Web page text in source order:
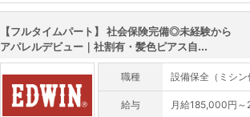
【フルタイムパート】 社会保険完備◎未経験から
アパレルデビュー｜社割有・髪色ピアス自...
職種 設備保全（ミシン
給与 月給185,000円